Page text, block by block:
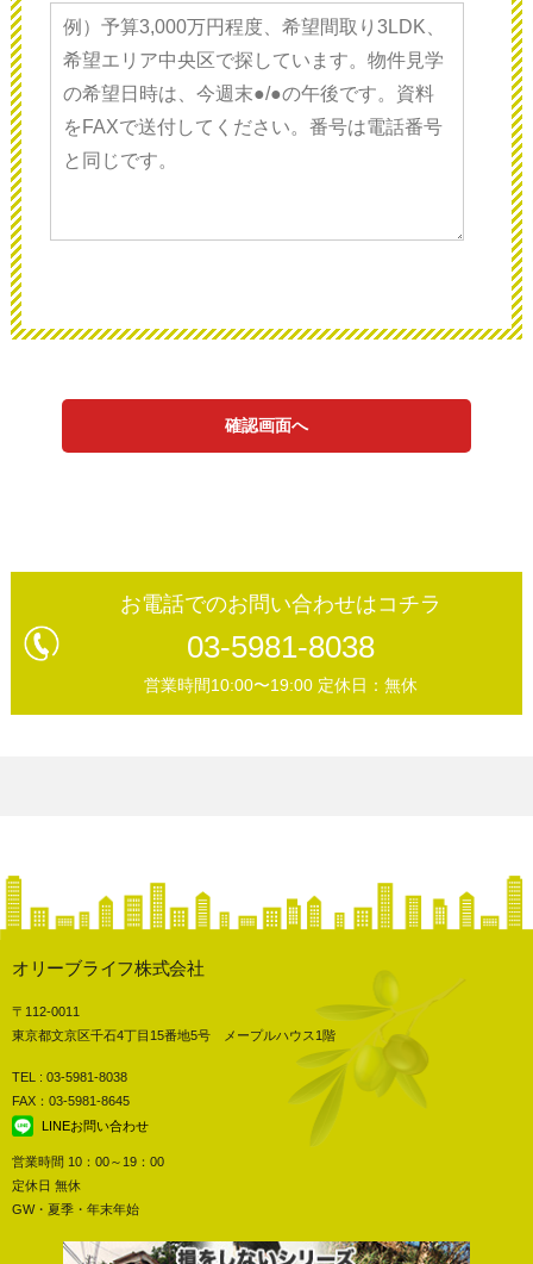
確認画面へ
お電話でのお問い合わせはコチラ
03-5981-8038
営業時間10:00〜19:00 定休日：無休
オリーブライフ株式会社
〒112-0011
東京都文京区千石4丁目15番地5号 メープルハウス1階
TEL : 03-5981-8038
FAX：03-5981-8645
LINEお問い合わせ
営業時間 10：00～19：00
定休日 無休
GW・夏季・年末年始